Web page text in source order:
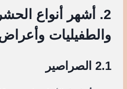
2. أشهر أنواع
والطفيليات
2.1 الصراصير